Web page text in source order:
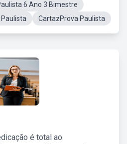
6 Ano 3 Bimestre
CartazProva Paulista
é total ao